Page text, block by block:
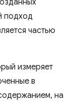
подход
частью
измеряет
в
на